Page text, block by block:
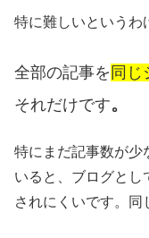
特に難しいというわ
全部の記事を 同じ
それだけです。
特にまだ記事数が少
いると、ブログとし
されにくいです。同